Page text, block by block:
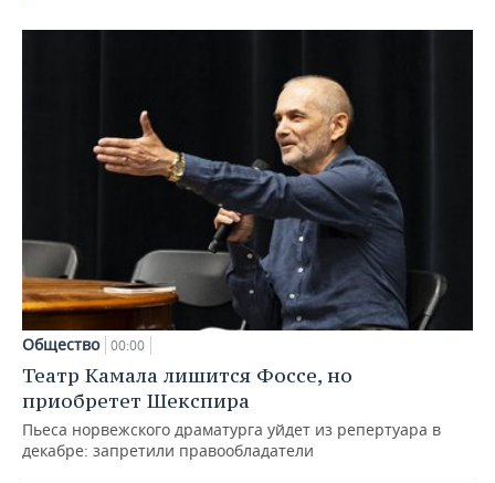
Общество 00:00
Театр Камала лишится Фоссе, но
приобретет Шекспира
Пьеса норвежского драматурга уйдет из репертуара в
декабре: запретили правообладатели